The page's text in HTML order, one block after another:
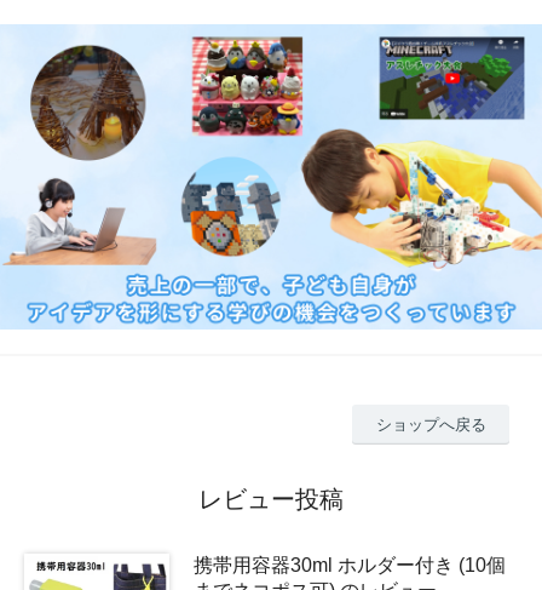
ショップへ戻る
レビュー投稿
携帯用容器30ml ホルダー付き (10個